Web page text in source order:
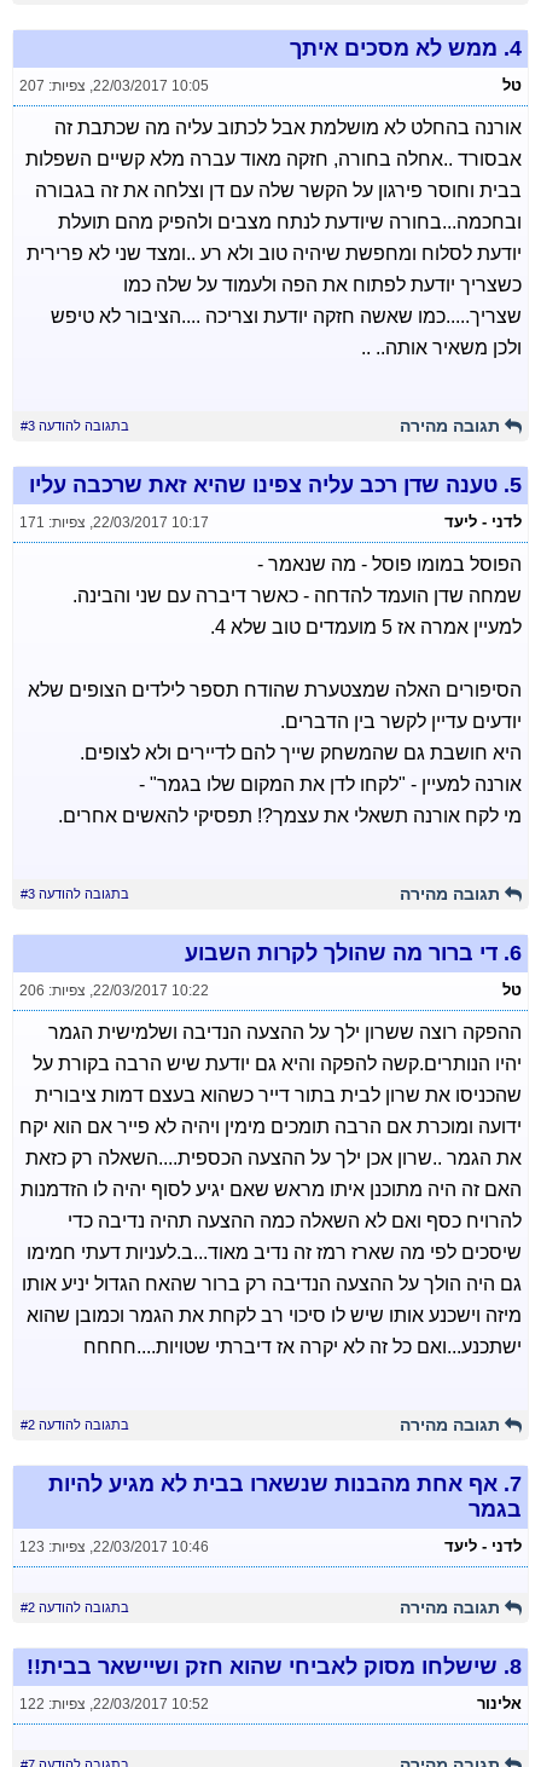
4. ממש לא מסכים איתך
טל 22/03/2017 10:05
, צפיות: 207
אורנה בהחלט לא מושלמת אבל לכתוב עליה מה שכתבת זה
אבסורד ..אחלה בחורה, חזקה מאוד עברה מלא קשיים השפלות
בבית וחוסר פירגון על הקשר שלה עם דן וצלחה את זה בגבורה
ובחכמה...בחורה שיודעת לנתח מצבים ולהפיק מהם תועלת
יודעת לסלוח ומחפשת שיהיה טוב ולא רע ..ומצד שני לא פרירית
כשצריך יודעת לפתוח את הפה ולעמוד על שלה כמו
שצריך.....כמו שאשה חזקה יודעת וצריכה ....הציבור לא טיפש
ולכן משאיר אותה.. ..
תגובה מהירה בתגובה להודעה #3
5. טענה שדן רכב עליה צפינו שהיא זאת שרכבה עליו
לדני - ליעד 22/03/2017 10:17
, צפיות: 171
הפוסל במומו פוסל - מה שנאמר -
שמחה שדן הועמד להדחה - כאשר דיברה עם שני והבינה.
למעיין אמרה אז 5 מועמדים טוב שלא 4.
הסיפורים האלה שמצטערת שהודח תספר לילדים הצופים שלא
יודעים עדיין לקשר בין הדברים.
היא חושבת גם שהמשחק שייך להם לדיירים ולא לצופים.
אורנה למעיין - "לקחו לדן את המקום שלו בגמר" -
מי לקח אורנה תשאלי את עצמך?! תפסיקי להאשים אחרים.
תגובה מהירה בתגובה להודעה #3
6. די ברור מה שהולך לקרות השבוע
טל 22/03/2017 10:22
, צפיות: 206
ההפקה רוצה ששרון ילך על ההצעה הנדיבה ושלמישית הגמר
יהיו הנותרים.קשה להפקה והיא גם יודעת שיש הרבה בקורת על
שהכניסו את שרון לבית בתור דייר כשהוא בעצם דמות ציבורית
ידועה ומוכרת אם הרבה תומכים מימין ויהיה לא פייר אם הוא יקח
את הגמר ..שרון אכן ילך על ההצעה הכספית....השאלה רק כזאת
האם זה היה מתוכנן איתו מראש שאם יגיע לסוף יהיה לו הזדמנות
להרויח כסף ואם לא השאלה כמה ההצעה תהיה נדיבה כדי
שיסכים לפי מה שארז רמז זה נדיב מאוד...ב.לעניות דעתי חמימו
גם היה הולך על ההצעה הנדיבה רק ברור שהאח הגדול יניע אותו
מיזה וישכנע אותו שיש לו סיכוי רב לקחת את הגמר וכמובן שהוא
ישתכנע...ואם כל זה לא יקרה אז דיברתי שטויות....חחחח
תגובה מהירה בתגובה להודעה #2
7. אף אחת מהבנות שנשארו בבית לא מגיע להיות
בגמר
לדני - ליעד 22/03/2017 10:46
, צפיות: 123
תגובה מהירה בתגובה להודעה #2
8. שישלחו מסוק לאביחי שהוא חזק ושיישאר בבית!!
אלינור 22/03/2017 10:52
, צפיות: 122